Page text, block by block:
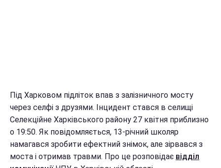
Під Харковом підліток впав з залізничного мосту
через селфі з друзями. Інцидент стався в селищі
Селекційне Харківського району 27 квітня приблизно
о 19:50. Як повідомляється, 13-річний школяр
намагався зробити ефектний знімок, але зірвався з
моста і отримав травми. Про це розповідає відділ